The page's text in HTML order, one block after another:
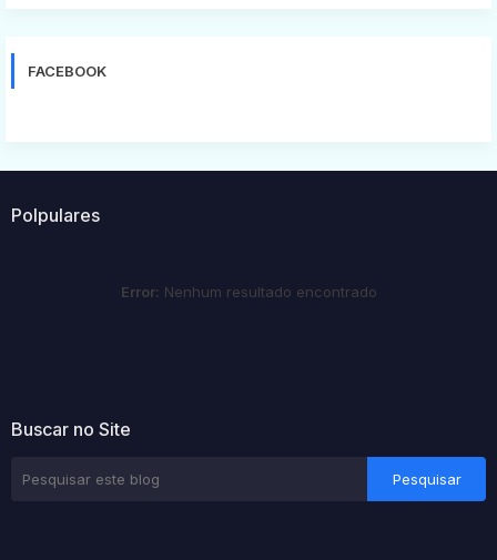
FACEBOOK
Polpulares
Error: Nenhum resultado encontrado
Buscar no Site